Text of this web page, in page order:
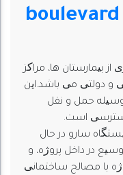
boulevard
بیمارستان ها، مراکز
و دولتی می باشد.این
حمل و نقل
است.
سارو در حال
در داخل پروژه، و
با مصالح ساختمانی